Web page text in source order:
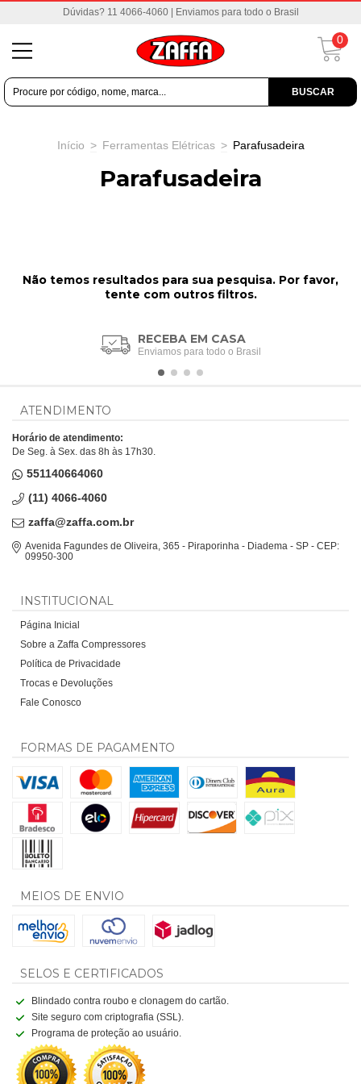
Dúvidas? 11 4066-4060 | Enviamos para todo o Brasil
BUSCAR
0
Início > Ferramentas Elétricas > Parafusadeira
Parafusadeira
Não temos resultados para sua pesquisa. Por favor,
tente com outros filtros.
RECEBA EM CASA
Enviamos para todo o Brasil
ATENDIMENTO
Horário de atendimento:
De Seg. à Sex. das 8h às 17h30.
551140664060
(11) 4066-4060
zaffa@zaffa.com.br
Avenida Fagundes de Oliveira, 365 - Piraporinha - Diadema - SP - CEP:
09950-300
INSTITUCIONAL
Página Inicial
Sobre a Zaffa Compressores
Política de Privacidade
Trocas e Devoluções
Fale Conosco
FORMAS DE PAGAMENTO
MEIOS DE ENVIO
SELOS E CERTIFICADOS
Blindado contra roubo e clonagem do cartão.
Site seguro com criptografia (SSL).
Programa de proteção ao usuário.